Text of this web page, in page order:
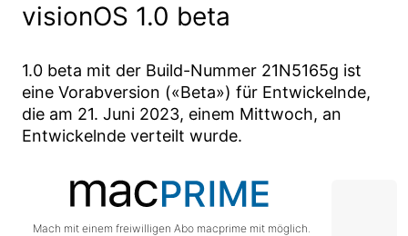
visionOS 1.0 beta
1.0 beta mit der Build-Nummer 21N5165g ist
eine Vorabversion («Beta») für Entwickelnde,
die am 21. Juni 2023, einem Mittwoch, an
Entwickelnde verteilt wurde.
Mach mit einem freiwilligen Abo macprime mit möglich.